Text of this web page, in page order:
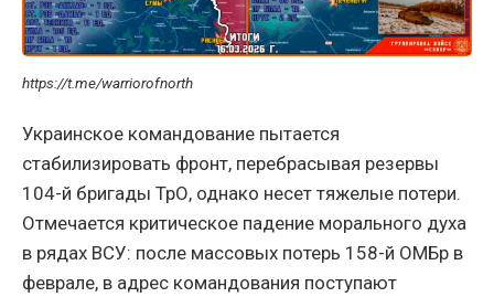
https://t.me/warriorofnorth
Украинское командование пытается
стабилизировать фронт, перебрасывая резервы
104-й бригады ТрО, однако несет тяжелые потери.
Отмечается критическое падение морального духа
в рядах ВСУ: после массовых потерь 158-й ОМБр в
феврале, в адрес командования поступают